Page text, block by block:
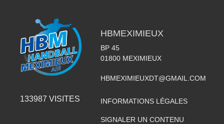
133987 VISITES
HBMEXIMIEUX
BP 45
01800 MEXIMIEUX
HBMEXIMIEUXDT@GMAIL.COM
INFORMATIONS LÉGALES
SIGNALER UN CONTENU